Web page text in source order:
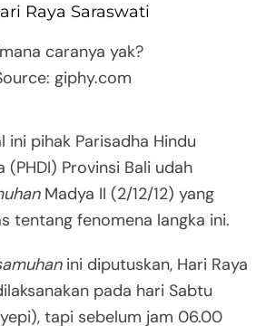
caranya yak?
giphy.com
ini pihak Parisadha Hindu
(PHDI) Provinsi Bali udah
Madya II (2/12/12) yang
tentang fenomena langka ini.
ini diputuskan, Hari Raya
pada hari Sabtu
tapi sebelum jam 06.00